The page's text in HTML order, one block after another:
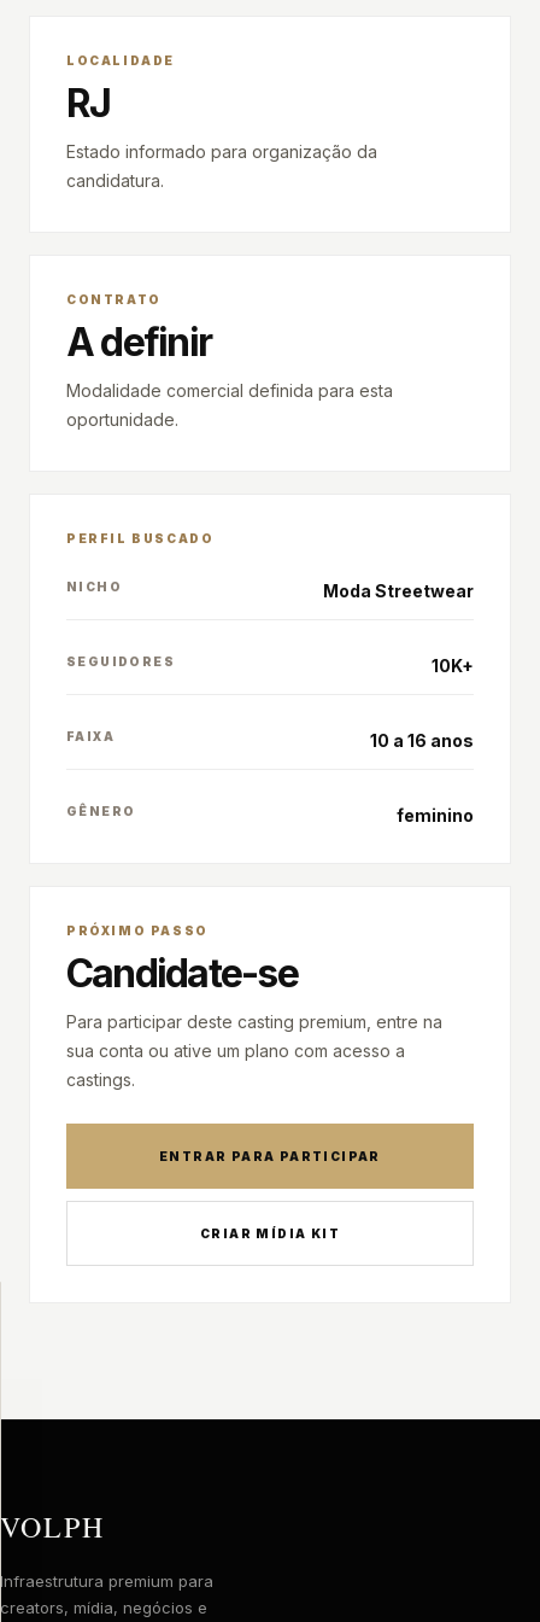
LOCALIDADE
RJ
Estado informado para organização da
candidatura.
CONTRATO
A definir
Modalidade comercial definida para esta
oportunidade.
PERFIL BUSCADO
NICHO Moda Streetwear
SEGUIDORES 10K+
FAIXA 10 a 16 anos
GÊNERO feminino
PRÓXIMO PASSO
Candidate-se
Para participar deste casting premium, entre na
sua conta ou ative um plano com acesso a
castings.
ENTRAR PARA PARTICIPAR
CRIAR MÍDIA KIT
VOLPH
Infraestrutura premium para
creators, mídia, negócios e
para
melhorar
sua
experiência.